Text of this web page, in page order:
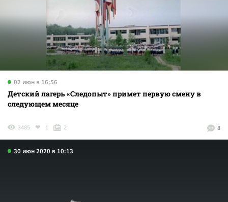
02 июн в 16:56
Детский лагерь «Следопыт» примет первую смену в
следующем месяце
8
3485 1 2
30 июн 2020 в 10:13